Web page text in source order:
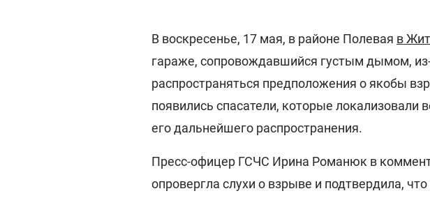
В воскресенье, 17 мая, в районе Полевая в
гараже, сопровождавшийся густым дымом, из-
распространяться предположения о якобы
появились спасатели, которые локализовали
его дальнейшего распространения.
Пресс-офицер ГСЧС Ирина Романюк в
опровергла слухи о взрыве и подтвердила,